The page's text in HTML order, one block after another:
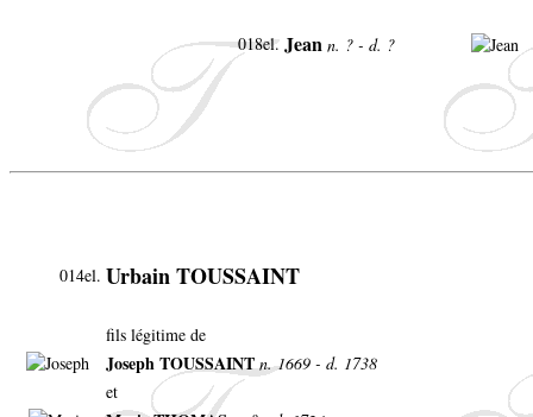
018el. Jean n. ? - d. ?
014el. Urbain TOUSSAINT
fils légitime de
Joseph TOUSSAINTn. 1669 - d. 1738
et